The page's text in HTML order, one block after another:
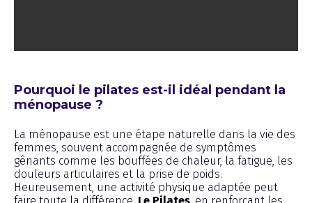
Pourquoi le pilates est-il idéal pendant la
ménopause ?
La ménopause est une étape naturelle dans la vie des
femmes, souvent accompagnée de symptômes
gênants comme les bouffées de chaleur, la fatigue, les
douleurs articulaires et la prise de poids.
Heureusement, une activité physique adaptée peut
faire toute la différence. Le Pilates , en renforçant les